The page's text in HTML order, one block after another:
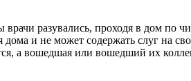
разувались, проходя в дом по
и не может содержать слуг на
а вошедшая или вошедший их